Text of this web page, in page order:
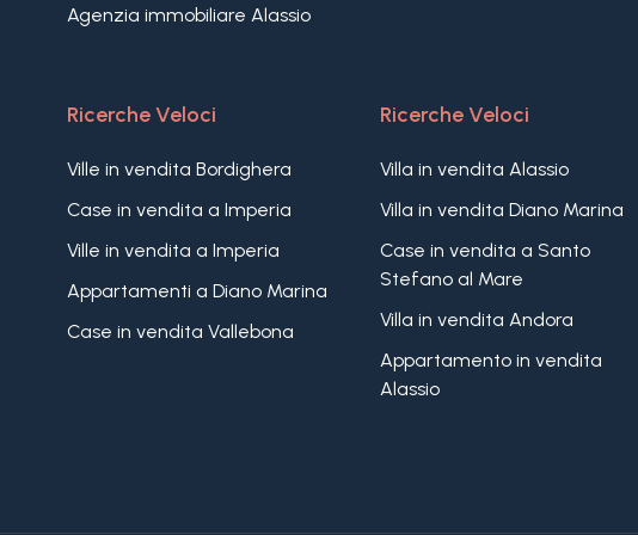
Agenzia immobiliare Alassio
Ricerche Veloci
Ville in vendita Bordighera
Case in vendita a Imperia
Ville in vendita a Imperia
Appartamenti a Diano Marina
Case in vendita Vallebona
Ricerche Veloci
Villa in vendita Alassio
Villa in vendita Diano Marina
Case in vendita a Santo
Stefano al Mare
Villa in vendita Andora
Appartamento in vendita
Alassio